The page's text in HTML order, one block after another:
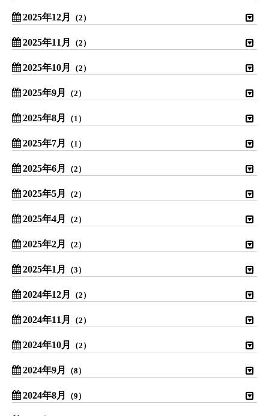
2025年12月 （2）
2025年11月 （2）
2025年10月 （2）
2025年9月 （2）
2025年8月 （1）
2025年7月 （1）
2025年6月 （2）
2025年5月 （2）
2025年4月 （2）
2025年2月 （2）
2025年1月 （3）
2024年12月 （2）
2024年11月 （2）
2024年10月 （2）
2024年9月 （8）
2024年8月 （9）